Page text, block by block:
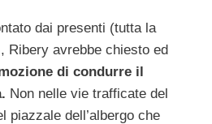
dai presenti (tutta la
Ribery avrebbe chiesto ed
di condurre il
Non nelle vie trafficate del
piazzale dell’albergo che